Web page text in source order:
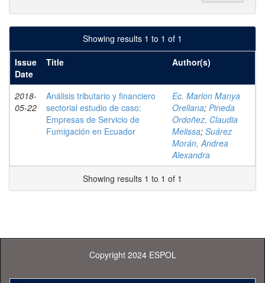
Showing results 1 to 1 of 1
Issue
Date
Title Author(s)
2018-
05-22
Análisis tributario y financiero
sectorial estudio de caso:
Empresas de Servicio de
Fumigación en Ecuador
Ec. Marlon Manya
Orellana; Pineda
Ordoñez, Claudia
Melissa; Suárez
Morán, Andrea
Alexandra
Showing results 1 to 1 of 1
Copyright 2024 ESPOL